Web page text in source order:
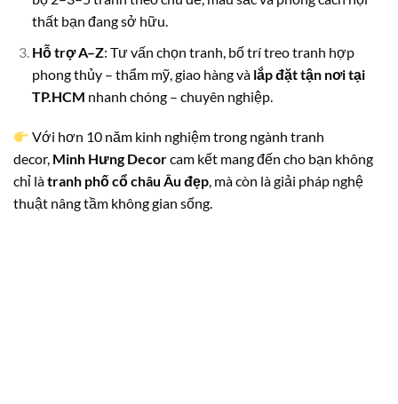
thất bạn đang sở hữu.
Hỗ trợ A–Z: Tư vấn chọn tranh, bố trí treo tranh hợp
phong thủy – thẩm mỹ, giao hàng và lắp đặt tận nơi tại
TP.HCM nhanh chóng – chuyên nghiệp.
Với hơn 10 năm kinh nghiệm trong ngành tranh
decor, Minh Hưng Decorcam kết mang đến cho bạn không
chỉ làtranh phố cổ châu Âu đẹp, mà còn là giải pháp nghệ
thuật nâng tầm không gian sống.